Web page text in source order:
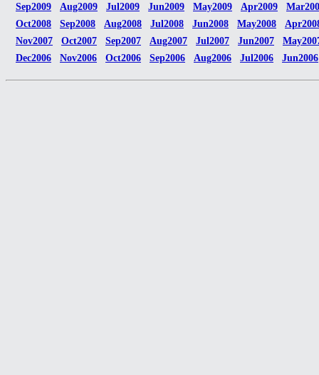
Sep2009
Aug2009 Jul2009 Jun2009 May2009 Apr2009
Oct2008
Sep2008 Aug2008 Jul2008 Jun2008 May2008
Nov2007
Oct2007 Sep2007 Aug2007 Jul2007 Jun2007
Dec2006
Nov2006 Oct2006 Sep2006 Aug2006 Jul2006 Jun2006